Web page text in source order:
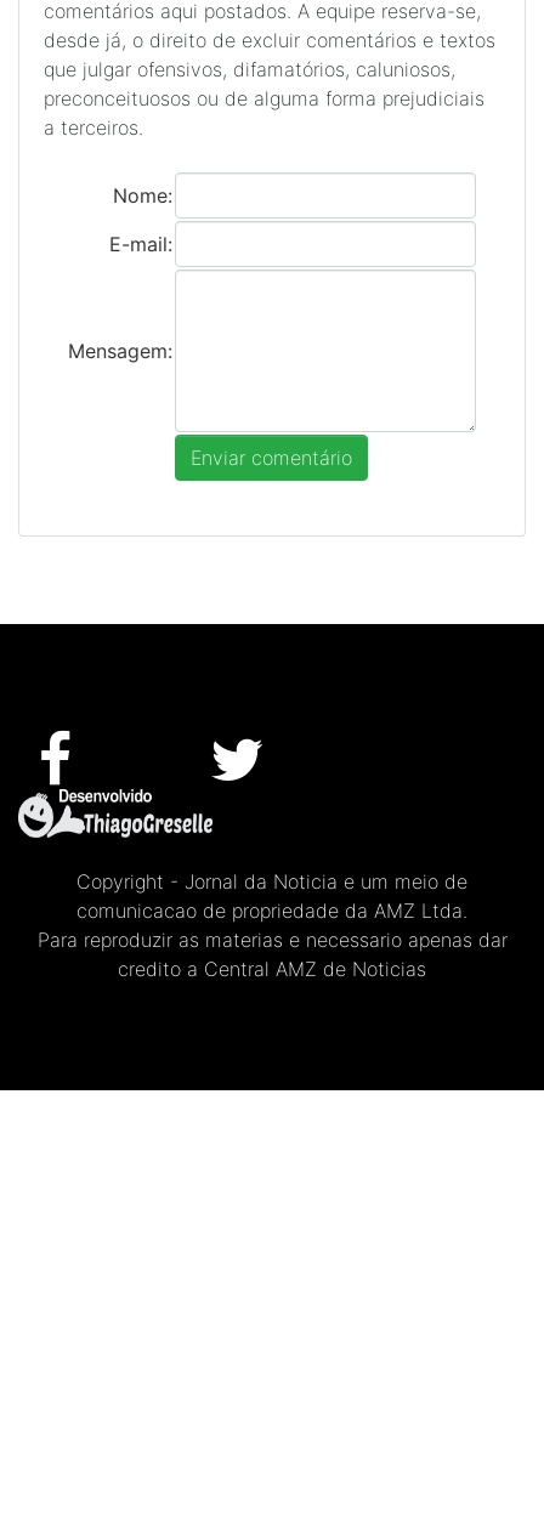
comentários aqui postados. A equipe reserva-se,
desde já, o direito de excluir comentários e textos
que julgar ofensivos, difamatórios, caluniosos,
preconceituosos ou de alguma forma prejudiciais
a terceiros.
Nome:
E-mail:
Mensagem:
Copyright - Jornal da Noticia e um meio de
comunicacao de propriedade da AMZ Ltda.
Para reproduzir as materias e necessario apenas dar
credito a Central AMZ de Noticias